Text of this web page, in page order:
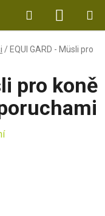
Hledat
KOŠÍK
/ EQUI GARD - Müsli pro
pro koně